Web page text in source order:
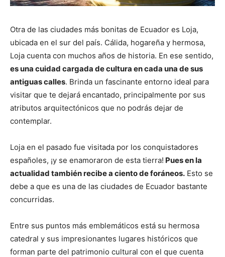
Otra de las ciudades más bonitas de Ecuador es Loja,
ubicada en el sur del país. Cálida, hogareña y hermosa,
Loja cuenta con muchos años de historia. En ese sentido,
es una cuidad cargada de cultura en cada una de sus
antiguas calles. Brinda un fascinante entorno ideal para
visitar que te dejará encantado, principalmente por sus
atributos arquitectónicos que no podrás dejar de
contemplar.
Loja en el pasado fue visitada por los conquistadores
españoles, ¡y se enamoraron de esta tierra! Pues en la
actualidad también recibe a ciento de foráneos. Esto se
debe a que es una de las ciudades de Ecuador bastante
concurridas.
Entre sus puntos más emblemáticos está su hermosa
catedral y sus impresionantes lugares históricos que
forman parte del patrimonio cultural con el que cuenta